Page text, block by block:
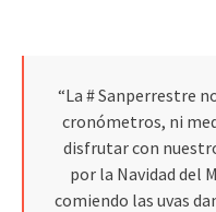
“La # Sanperrestre
cronómetros, ni
disfrutar con
por la Navidad del
comiendo las uvas